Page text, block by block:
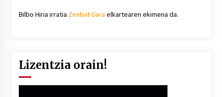
Bilbo Hiria irratia Zenbat Gara elkartearen ekimena da.
Lizentzia orain!